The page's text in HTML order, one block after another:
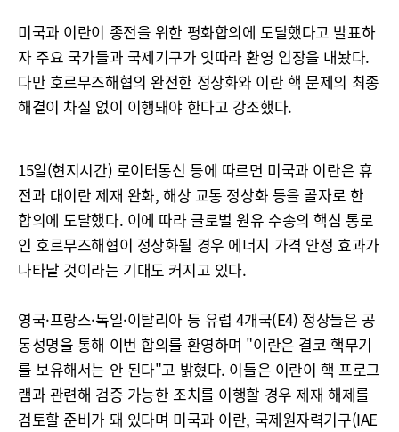
미국과 이란이 종전을 위한 평화합의에 도달했다고 발표하
자 주요 국가들과 국제기구가 잇따라 환영 입장을 내놨다.
다만 호르무즈해협의 완전한 정상화와 이란 핵 문제의 최종
해결이 차질 없이 이행돼야 한다고 강조했다.
15일(현지시간) 로이터통신 등에 따르면 미국과 이란은 휴
전과 대이란 제재 완화, 해상 교통 정상화 등을 골자로 한
합의에 도달했다. 이에 따라 글로벌 원유 수송의 핵심 통로
인 호르무즈해협이 정상화될 경우 에너지 가격 안정 효과가
나타날 것이라는 기대도 커지고 있다.
영국·프랑스·독일·이탈리아 등 유럽 4개국(E4) 정상들은 공
동성명을 통해 이번 합의를 환영하며 "이란은 결코 핵무기
를 보유해서는 안 된다"고 밝혔다. 이들은 이란이 핵 프로그
램과 관련해 검증 가능한 조치를 이행할 경우 제재 해제를
검토할 준비가 돼 있다며 미국과 이란, 국제원자력기구(IAE